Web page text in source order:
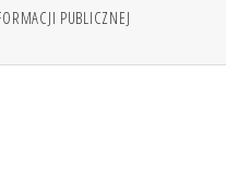
PUBLICZNEJ